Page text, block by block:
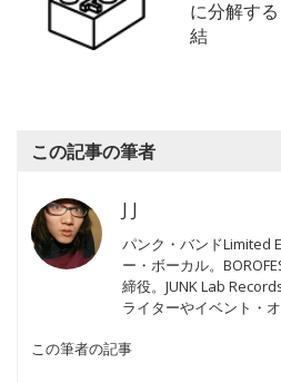
に分解す
結
この記事の筆者
J J
パンク・バンドLimited
ー・ボーカル。
締役。JUNK Lab
ライターやイベント・
この筆者の記事